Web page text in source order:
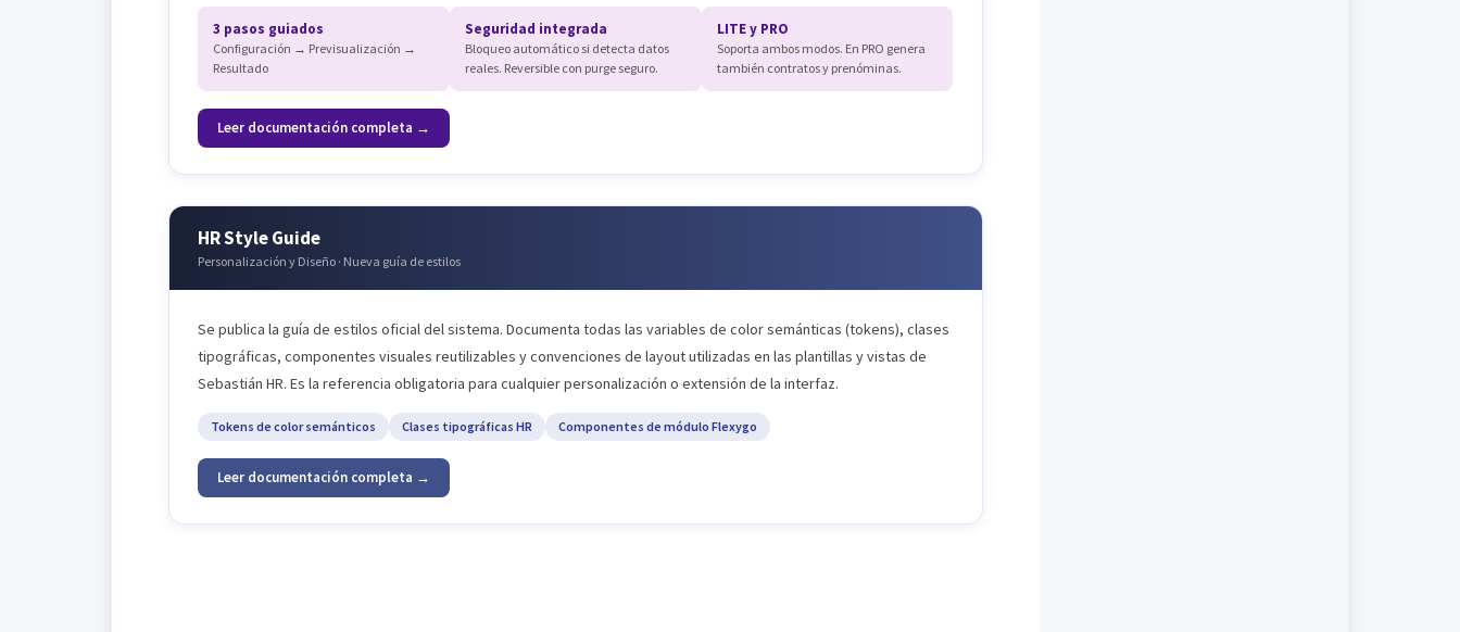
3 pasos guiados
Configuración → Previsualización →
Resultado
Seguridad integrada
Bloqueo automático si detecta datos
reales. Reversible con purge seguro.
LITE y PRO
Soporta ambos modos. En PRO genera
también contratos y prenóminas.
Leer documentación completa →
HR Style Guide
Personalización y Diseño · Nueva guía de estilos
Se publica la guía de estilos oficial del sistema. Documenta todas las variables de color semánticas (tokens), clases
tipográficas, componentes visuales reutilizables y convenciones de layout utilizadas en las plantillas y vistas de
Sebastián HR. Es la referencia obligatoria para cualquier personalización o extensión de la interfaz.
Tokens de color semánticos Clases tipográficas HR Componentes de módulo Flexygo
Leer documentación completa →